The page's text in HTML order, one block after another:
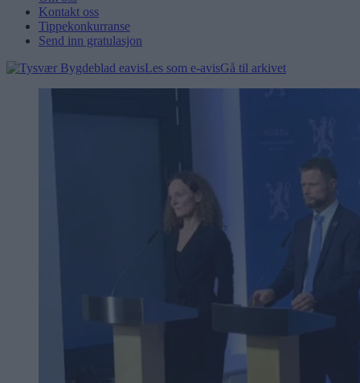
Kontakt oss
Tippekonkurranse
Send inn gratulasjon
Les som e-avisGå til arkivet